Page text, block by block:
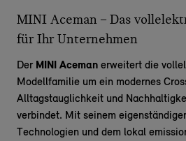
MINI Aceman – Das
für Ihr Unternehmen
Der MINI Aceman erweitert die
Modellfamilie um ein modernes
Alltagstauglichkeit und
verbindet. Mit seinem
Technologien und dem lokal